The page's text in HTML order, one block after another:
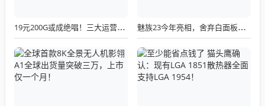
19元200G或成绝唱！三大运营商关停所有第三方渠道：被指变相涨价 魅族23今年亮相，舍弃白面板设计，白面板手机成绝版传统